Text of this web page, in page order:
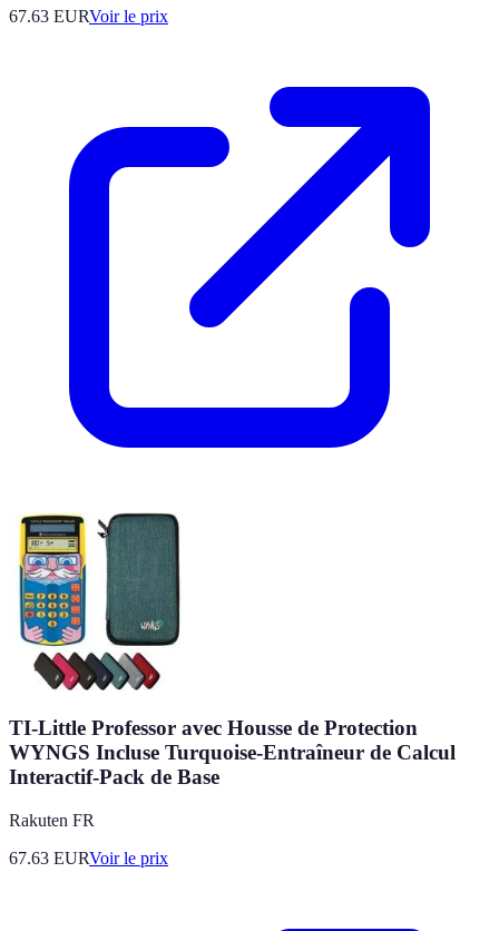
67.63 EURVoir le prix
TI-Little Professor avec Housse de Protection
WYNGS Incluse Turquoise-Entraîneur de Calcul
Interactif-Pack de Base
Rakuten FR
67.63 EURVoir le prix